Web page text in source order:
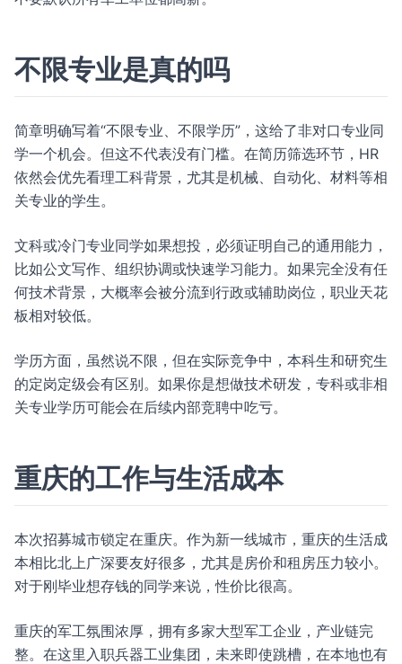
不限专业是真的吗
简章明确写着“不限专业、不限学历”，这给了非对口专业同
学一个机会。但这不代表没有门槛。在简历筛选环节，HR
依然会优先看理工科背景，尤其是机械、自动化、材料等相
关专业的学生。
文科或冷门专业同学如果想投，必须证明自己的通用能力，
比如公文写作、组织协调或快速学习能力。如果完全没有任
何技术背景，大概率会被分流到行政或辅助岗位，职业天花
板相对较低。
学历方面，虽然说不限，但在实际竞争中，本科生和研究生
的定岗定级会有区别。如果你是想做技术研发，专科或非相
关专业学历可能会在后续内部竞聘中吃亏。
重庆的工作与生活成本
本次招募城市锁定在重庆。作为新一线城市，重庆的生活成
本相比北上广深要友好很多，尤其是房价和租房压力较小。
对于刚毕业想存钱的同学来说，性价比很高。
重庆的军工氛围浓厚，拥有多家大型军工企业，产业链完
整。在这里入职兵器工业集团，未来即使跳槽，在本地也有